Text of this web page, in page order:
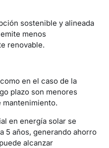
sostenible y alineada
menos
renovable.
en el caso de la
plazo son menores
mantenimiento.
en energía solar se
5 años, generando ahorro
alcanzar